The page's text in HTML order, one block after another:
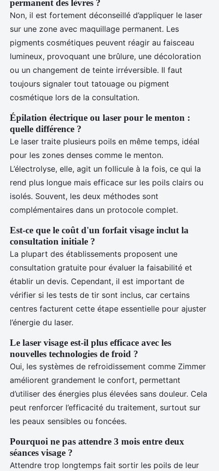
permanent des lèvres ?
Non, il est fortement déconseillé d’appliquer le laser
sur une zone avec maquillage permanent. Les
pigments cosmétiques peuvent réagir au faisceau
lumineux, provoquant une brûlure, une décoloration
ou un changement de teinte irréversible. Il faut
toujours signaler tout tatouage ou pigment
cosmétique lors de la consultation.
Épilation électrique ou laser pour le menton :
quelle différence ?
Le laser traite plusieurs poils en même temps, idéal
pour les zones denses comme le menton.
L’électrolyse, elle, agit un follicule à la fois, ce qui la
rend plus longue mais efficace sur les poils clairs ou
isolés. Souvent, les deux méthodes sont
complémentaires dans un protocole complet.
Est-ce que le coût d'un forfait visage inclut la
consultation initiale ?
La plupart des établissements proposent une
consultation gratuite pour évaluer la faisabilité et
établir un devis. Cependant, il est important de
vérifier si les tests de tir sont inclus, car certains
centres facturent cette étape essentielle pour ajuster
l’énergie du laser.
Le laser visage est-il plus efficace avec les
nouvelles technologies de froid ?
Oui, les systèmes de refroidissement comme Zimmer
améliorent grandement le confort, permettant
d’utiliser des énergies plus élevées sans douleur. Cela
peut renforcer l’efficacité du traitement, surtout sur
les peaux sensibles ou foncées.
Pourquoi ne pas attendre 3 mois entre deux
séances visage ?
Attendre trop longtemps fait sortir les poils de leur